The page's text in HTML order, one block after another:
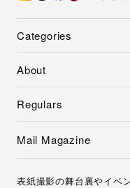
Categories
About
Regulars
Mail Magazine
表紙撮影の舞台裏やイベ